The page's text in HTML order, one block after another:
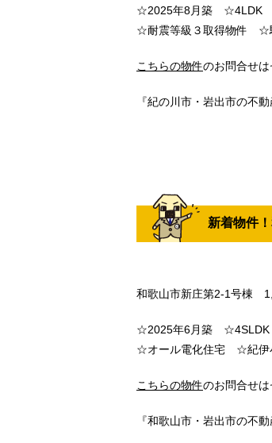
☆2025年8月築 ☆4LDK
☆耐震等級３取得物件 ☆
こちらの物件のお問合せ
『紀の川市・岩出市の不
新着物件
和歌山市新庄第2-1号棟
☆2025年6月築 ☆4SLDK
☆オール電化住宅 ☆紀伊
こちらの物件のお問合せ
『和歌山市・岩出市の不